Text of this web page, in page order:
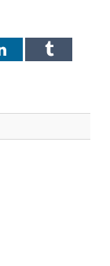
LinkedInTumblr